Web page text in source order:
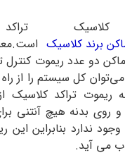
کلاسیک
برند کلاسیک
دو عدد ریموت کنترل
کل سیستم را از
ریموت تراکد کلاسیک
بدنه هیچ آنتنی
ندارد بنابراین این
می آید.